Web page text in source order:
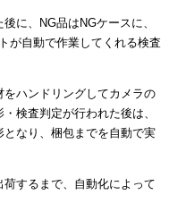
に、NG品はNGケースに、
が自動で作業してくれる検査
ハンドリングしてカメラの
検査判定が行われた後は、
なり、梱包までを自動で実
するまで、自動化によって